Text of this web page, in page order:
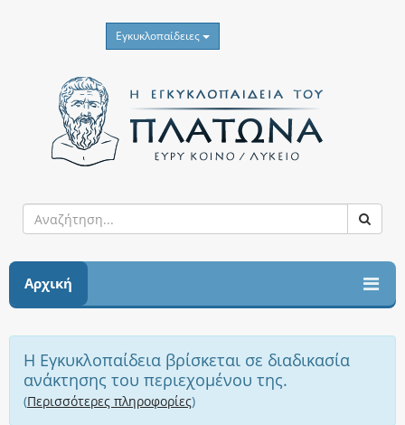
Εγκυκλοπαίδειες
Αρχική
Η Εγκυκλοπαίδεια βρίσκεται σε διαδικασία
ανάκτησης του περιεχομένου της.
(Περισσότερες πληροφορίες)